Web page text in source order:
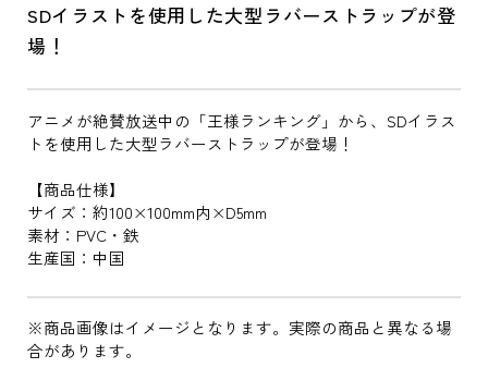
SDイラストを使用した大型ラバーストラップが登
場！
アニメが絶賛放送中の「王様ランキング」から、SDイラス
トを使用した大型ラバーストラップが登場！
【商品仕様】
サイズ：約100×100mm内×D5mm
素材：PVC・鉄
生産国：中国
※商品画像はイメージとなります。実際の商品と異なる場
合があります。